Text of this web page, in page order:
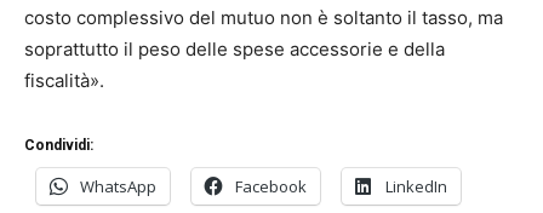
costo complessivo del mutuo non è soltanto il tasso, ma
soprattutto il peso delle spese accessorie e della
fiscalità».
Condividi:
WhatsApp Facebook LinkedIn